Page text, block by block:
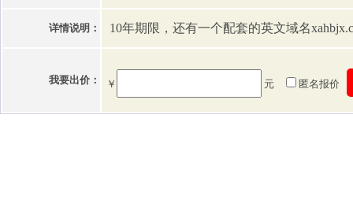
详情说明： 10年期限，还有一个配套的英文域名
我要出价： ￥ 元 匿名报价